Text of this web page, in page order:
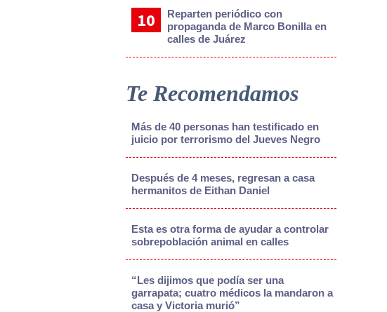
Reparten periódico con
propaganda de Marco Bonilla en
calles de Juárez
Te Recomendamos
Más de 40 personas han testificado en
juicio por terrorismo del Jueves Negro
Después de 4 meses, regresan a casa
hermanitos de Eithan Daniel
Esta es otra forma de ayudar a controlar
sobrepoblación animal en calles
“Les dijimos que podía ser una
garrapata; cuatro médicos la mandaron a
casa y Victoria murió”